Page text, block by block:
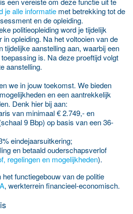
je alle informatie met betrekking tot de
en de opleiding.
politieopleiding word je tijdelijk
opleiding. Na het voltooien van de
tijdelijke aanstelling aan, waarbij een
is. Na deze proeftijd volgt
aanstelling.
we in jouw toekomst. We bieden
en een aantrekkelijk
Denk hier bij aan:
van minimaal € 2.749,- en
9 Bbp) op basis van een 36-
eindejaarsuitkering;
en betaald ouderschapsverlof
regelingen en mogelijkheden).
functiegebouw van de politie
, werkterrein financieel-economisch.